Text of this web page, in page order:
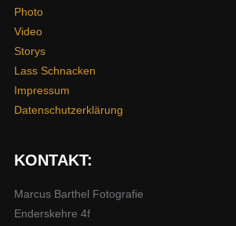
Photo
Video
Storys
Lass Schnacken
Impressum
Datenschutzerklärung
KONTAKT:
Marcus Barthel Fotografie
Enderskehre 4f